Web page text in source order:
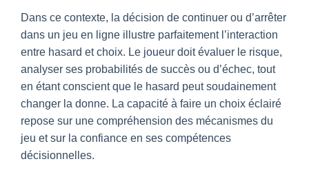
Dans ce contexte, la décision de continuer ou d’arrêter
dans un jeu en ligne illustre parfaitement l’interaction
entre hasard et choix. Le joueur doit évaluer le risque,
analyser ses probabilités de succès ou d’échec, tout
en étant conscient que le hasard peut soudainement
changer la donne. La capacité à faire un choix éclairé
repose sur une compréhension des mécanismes du
jeu et sur la confiance en ses compétences
décisionnelles.